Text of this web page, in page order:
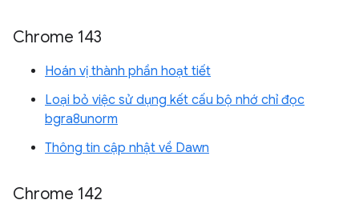
Chrome 143
Hoán vị thành phần hoạt tiết
Loại bỏ việc sử dụng kết cấu bộ nhớ chỉ đọc
bgra8unorm
Thông tin cập nhật về Dawn
Chrome 142